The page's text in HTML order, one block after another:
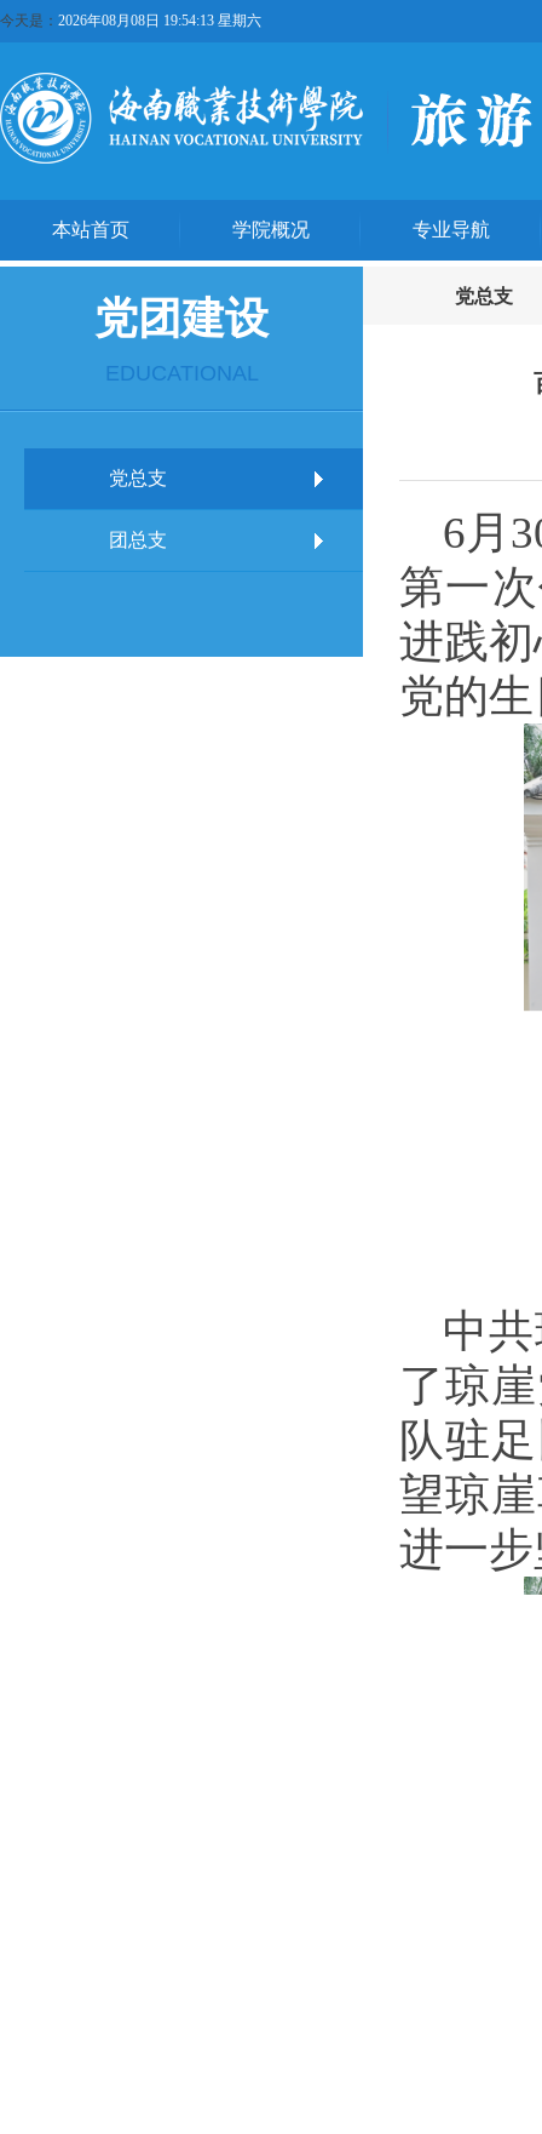
今天是： 2026年08月08日 19:54:14 星期六
本站首页 学院概况 专业导航
党团建设
EDUCATIONAL
党总支
团总支
党总支
6月
第一
进践
党的
中
了琼
队驻
望琼
进一